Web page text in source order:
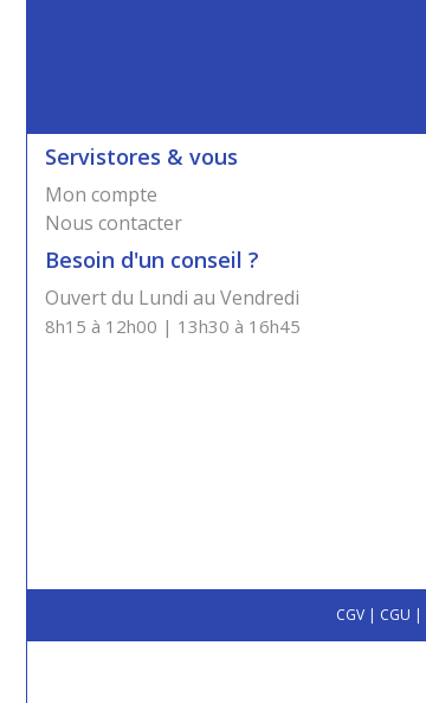
Servistores & vous
Mon compte
Nous contacter
Besoin d'un conseil ?
Ouvert du Lundi au Vendredi
8h15 à 12h00 | 13h30 à 16h45
CGV | CGU |